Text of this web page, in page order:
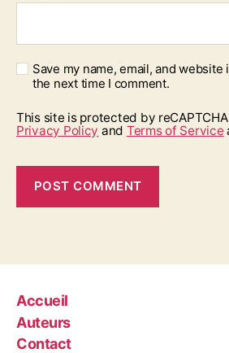
Save my name, email, and
the next time I comment.
This site is protected by
Privacy Policy and Terms of Service
Accueil
Auteurs
Contact